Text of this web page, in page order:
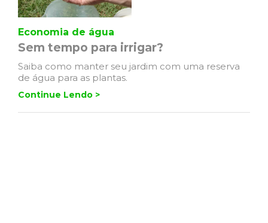
Economia de água
Sem tempo para irrigar?
Saiba como manter seu jardim com uma reserva
de água para as plantas.
Continue Lendo >